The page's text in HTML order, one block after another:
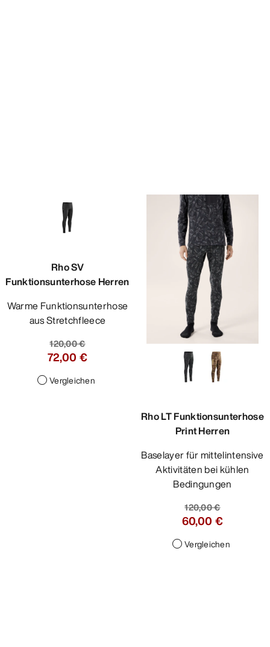
Rho SV
Funktionsunterhose Herren
Warme Funktionsunterhose
aus Stretchfleece
120,00 €
72,00 €
Vergleichen
Rho LT Funktionsunterhose
Print Herren
Baselayer für mittelintensive
Aktivitäten bei kühlen
Bedingungen
120,00 €
60,00 €
Vergleichen